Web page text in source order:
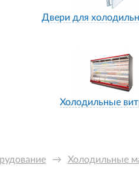
Двери для
Холодильные
→ Холодильные